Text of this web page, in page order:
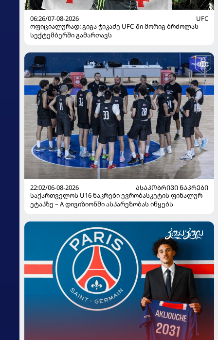
06:26/07-08-2026
UFC
ოფიციალურად: გიგა ჭიკაძე UFC-ში მორიგ ბრძოლას
სექტემბერში გამართავს
22:02/06-08-2026
ᲐᲡᲐᲙᲝᲑᲠᲘᲕᲘ ᲜᲐᲙᲠᲔᲑᲘ
საქართველოს U16 ნაკრები ევრობასკეტის ფინალურ
ეტაპზე – A დივიზიონში ასპარეზობას იწყებს